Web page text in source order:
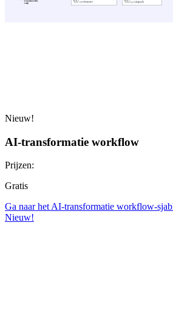
Nieuw!
AI-transformatie workflow
Prijzen:
Gratis
Ga naar het AI-transformatie workflow-
Nieuw!